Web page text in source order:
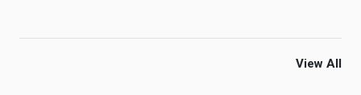
View All